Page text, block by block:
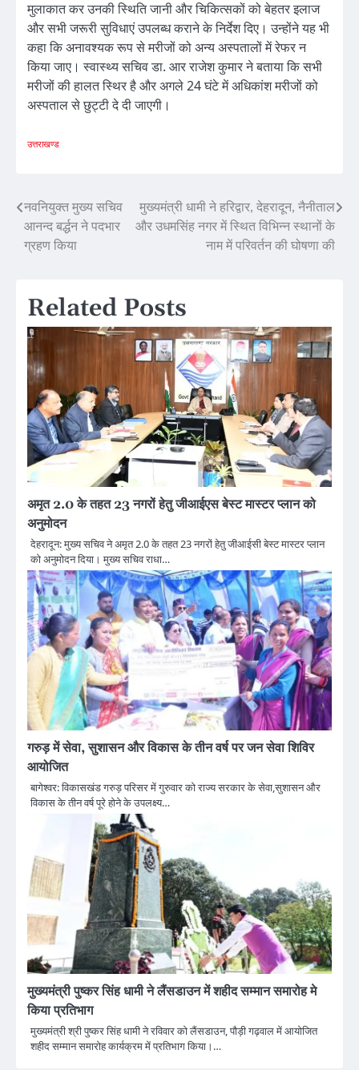
मुलाकात कर उनकी स्थिति जानी और चिकित्सकों को बेहतर इलाज
और सभी जरूरी सुविधाएं उपलब्ध कराने के निर्देश दिए। उन्होंने यह भी
कहा कि अनावश्यक रूप से मरीजों को अन्य अस्पतालों में रेफर न
किया जाए। स्वास्थ्य सचिव डा. आर राजेश कुमार ने बताया कि सभी
मरीजों की हालत स्थिर है और अगले 24 घंटे में अधिकांश मरीजों को
अस्पताल से छुट्टी दे दी जाएगी।
उत्तराखण्ड
Post
navigation
नवनियुक्त मुख्य सचिव
आनन्द बर्द्धन ने पदभार
ग्रहण किया
मुख्यमंत्री धामी ने हरिद्वार, देहरादून, नैनीताल
और उधमसिंह नगर में स्थित विभिन्न स्थानों के
नाम में परिवर्तन की घोषणा की
Related Posts
अमृत 2.0 के तहत 23 नगरों हेतु जीआईएस बेस्ट मास्टर प्लान को
अनुमोदन
देहरादून: मुख्य सचिव ने अमृत 2.0 के तहत 23 नगरों हेतु जीआईसी बेस्ट मास्टर प्लान
को अनुमोदन दिया। मुख्य सचिव राधा…
गरुड़ में सेवा, सुशासन और विकास के तीन वर्ष पर जन सेवा शिविर
आयोजित
बागेश्वर: विकासखंड गरुड़ परिसर में गुरुवार को राज्य सरकार के सेवा,सुशासन और
विकास के तीन वर्ष पूरे होने के उपलक्ष्य…
मुख्यमंत्री पुष्कर सिंह धामी ने लैंसडाउन में शहीद सम्मान समारोह मे
किया प्रतिभाग
मुख्यमंत्री श्री पुष्कर सिंह धामी ने रविवार को लैंसडाउन, पौड़ी गढ़वाल में आयोजित
शहीद सम्मान समारोह कार्यक्रम में प्रतिभाग किया।…